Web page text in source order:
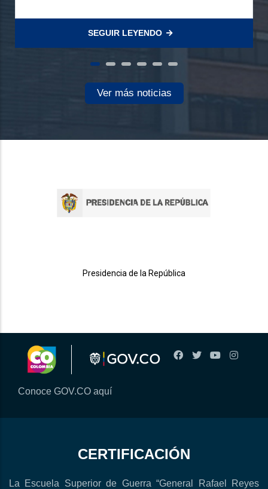
SEGUIR LEYENDO
Ver más noticias
Presidencia de la República
Conoce GOV.CO aquí
CERTIFICACIÓN
La Escuela Superior de Guerra “General Rafael Reyes